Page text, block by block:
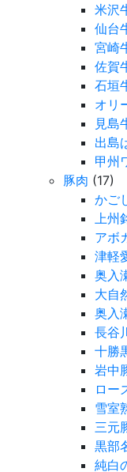
米沢
仙台
宮崎
佐賀
石垣
オリ
見島
出島
甲州
豚肉 (17)
かご
上州
アボ
津軽
奥入
大自
奥入
長谷
十勝
岩中
ロー
雪室
三元
黒部
純白